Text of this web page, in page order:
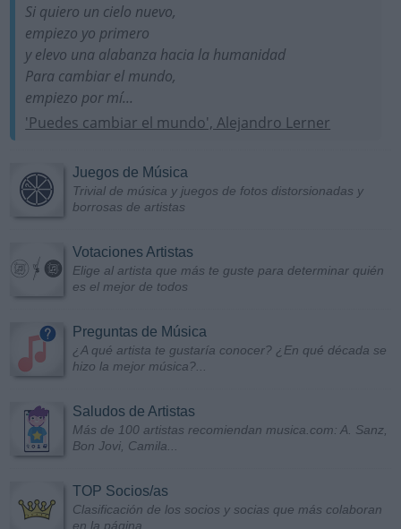
Si quiero un cielo nuevo,
empiezo yo primero
y elevo una alabanza hacia la humanidad
Para cambiar el mundo,
empiezo por mí...
'Puedes cambiar el mundo', Alejandro Lerner
Juegos de Música
Trivial de música y juegos de fotos distorsionadas y
borrosas de artistas
Votaciones Artistas
Elige al artista que más te guste para determinar quién
es el mejor de todos
Preguntas de Música
¿A qué artista te gustaría conocer? ¿En qué década se
hizo la mejor música?...
Saludos de Artistas
Más de 100 artistas recomiendan musica.com: A. Sanz,
Bon Jovi, Camila...
TOP Socios/as
Clasificación de los socios y socias que más colaboran
en la página